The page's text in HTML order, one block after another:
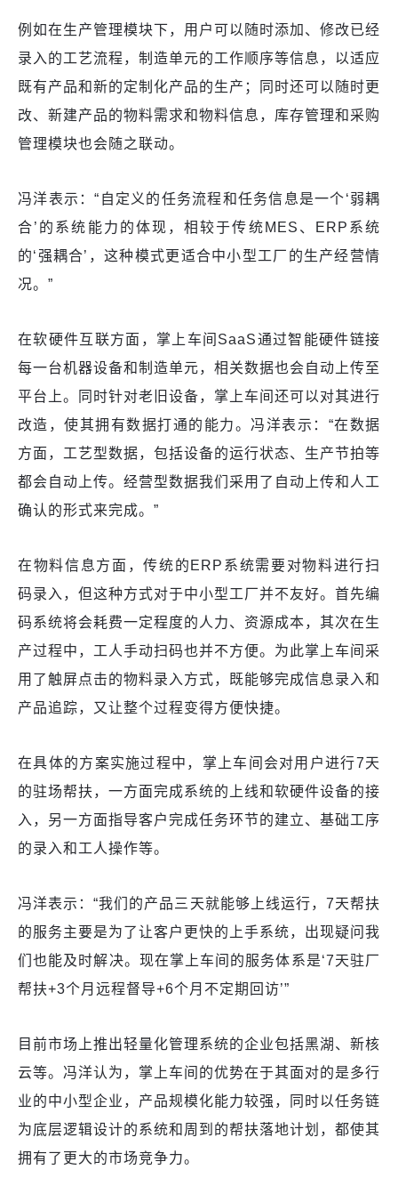
例如在生产管理模块下，用户可以随时添加、修改已经
录入的工艺流程，制造单元的工作顺序等信息，以适应
既有产品和新的定制化产品的生产；同时还可以随时更
改、新建产品的物料需求和物料信息，库存管理和采购
管理模块也会随之联动。
冯洋表示：“自定义的任务流程和任务信息是一个‘弱耦
合’的系统能力的体现，相较于传统MES、ERP系统
的‘强耦合’，这种模式更适合中小型工厂的生产经营情
况。”
在软硬件互联方面，掌上车间SaaS通过智能硬件链接
每一台机器设备和制造单元，相关数据也会自动上传至
平台上。同时针对老旧设备，掌上车间还可以对其进行
改造，使其拥有数据打通的能力。冯洋表示：“在数据
方面，工艺型数据，包括设备的运行状态、生产节拍等
都会自动上传。经营型数据我们采用了自动上传和人工
确认的形式来完成。”
在物料信息方面，传统的ERP系统需要对物料进行扫
码录入，但这种方式对于中小型工厂并不友好。首先编
码系统将会耗费一定程度的人力、资源成本，其次在生
产过程中，工人手动扫码也并不方便。为此掌上车间采
用了触屏点击的物料录入方式，既能够完成信息录入和
产品追踪，又让整个过程变得方便快捷。
在具体的方案实施过程中，掌上车间会对用户进行7天
的驻场帮扶，一方面完成系统的上线和软硬件设备的接
入，另一方面指导客户完成任务环节的建立、基础工序
的录入和工人操作等。
冯洋表示：“我们的产品三天就能够上线运行，7天帮扶
的服务主要是为了让客户更快的上手系统，出现疑问我
们也能及时解决。现在掌上车间的服务体系是‘7天驻厂
帮扶+3个月远程督导+6个月不定期回访’”
目前市场上推出轻量化管理系统的企业包括黑湖、新核
云等。冯洋认为，掌上车间的优势在于其面对的是多行
业的中小型企业，产品规模化能力较强，同时以任务链
为底层逻辑设计的系统和周到的帮扶落地计划，都使其
拥有了更大的市场竞争力。